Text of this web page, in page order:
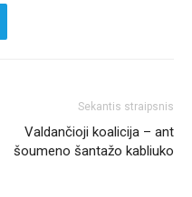
Sekantis straipsnis
Valdančioji koalicija – ant
šoumeno šantažo kabliuko